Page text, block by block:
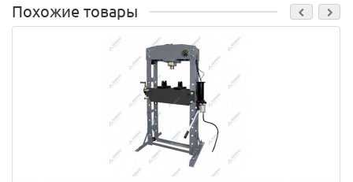
Похожие товары